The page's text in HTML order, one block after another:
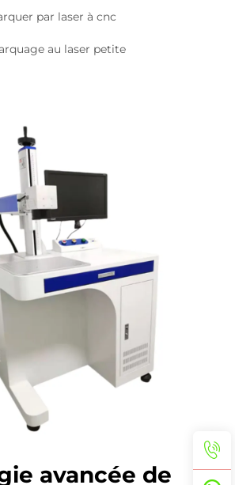
par laser à cnc
au laser petite
avancée de